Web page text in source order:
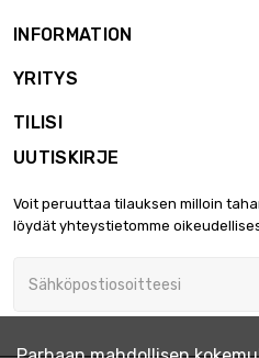
halkaisija : 3mm
pituus : 1 Meter
INFORMATION
YRITYS
TILISI
UUTISKIRJE
Voit peruuttaa tilauksen milloin
löydät yhteystietomme